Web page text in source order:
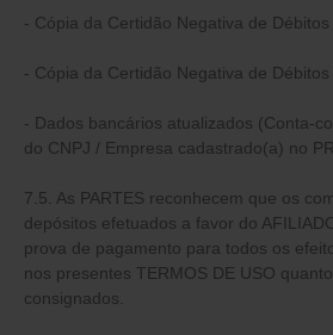
- Cópia da Certidão Negativa de Débitos
- Cópia da Certidão Negativa de
- Dados bancários atualizados (Conta-
do CNPJ / Empresa cadastrado(a) no
7.5. As PARTES reconhecem que os
depósitos efetuados a favor do
prova de pagamento para todos os
nos presentes TERMOS DE USO
consignados.